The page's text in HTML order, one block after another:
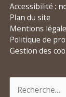
Accessibilité :
Plan du site
Mentions
Politique de
Gestion des